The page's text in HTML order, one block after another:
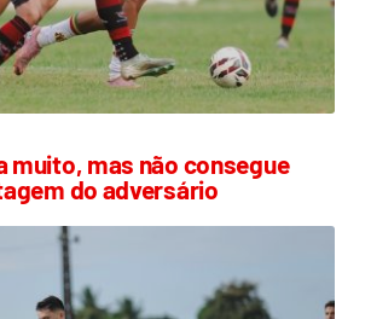
muito, mas não consegue
do adversário